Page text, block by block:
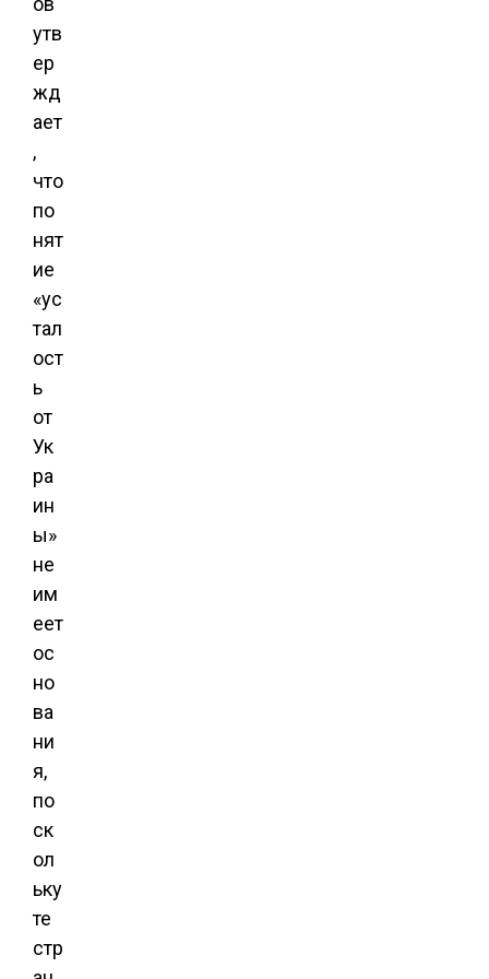
утв
ер
жд
ает
,
что
по
нят
ие
«ус
тал
ост
ь
от
Ук
ра
ин
ы»
не
им
еет
ос
но
ва
ни
я,
по
ск
ол
ьку
те
стр